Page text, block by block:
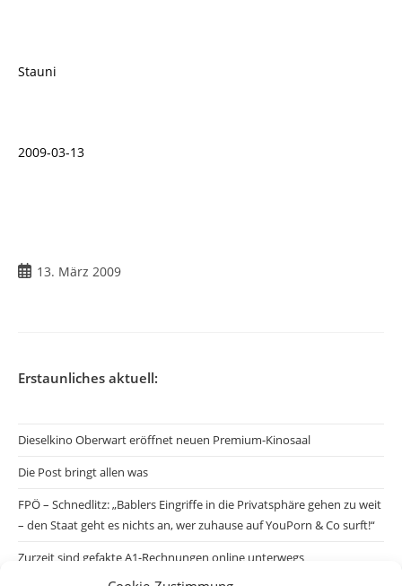
Stauni
2009-03-13
Beitrag13. März 2009
Erstaunliches aktuell:
Dieselkino Oberwart eröffnet neuen Premium-Kinosaal
Die Post bringt allen was
FPÖ – Schnedlitz: „Bablers Eingriffe in die Privatsphäre gehen zu weit
– den Staat geht es nichts an, wer zuhause auf YouPorn & Co surft!“
Zurzeit sind gefakte A1-Rechnungen online unterwegs